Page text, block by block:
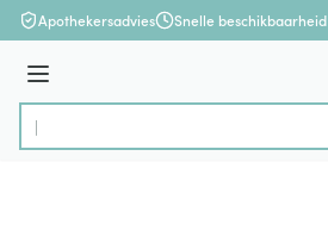
Ga naar de inhoud
Apothekersadvies Snelle beschikbaarheid
Menu
Product, merk, categorie...